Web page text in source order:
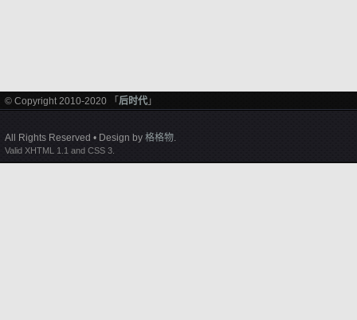
© Copyright 2010-2020 「 后时代 」
All Rights Reserved • Design by 格格物.
Valid XHTML 1.1 and CSS 3.